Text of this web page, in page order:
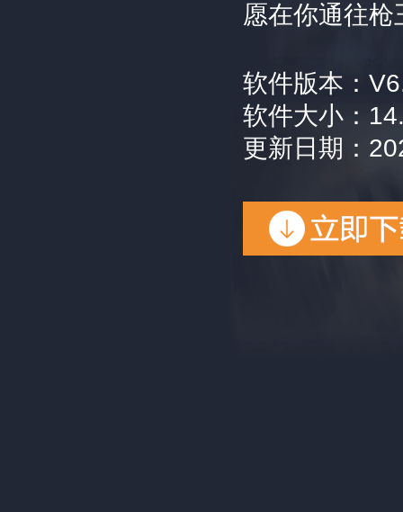
愿在你通往
软件版本：
软件大小：
更新日期：